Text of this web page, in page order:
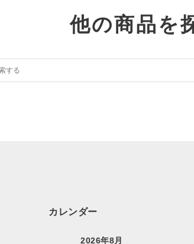
他の商品を
カレンダー
2026年8月